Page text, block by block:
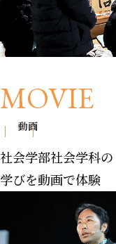
MOVIE
動画
社会学部社会学科の
学びを動画で体験